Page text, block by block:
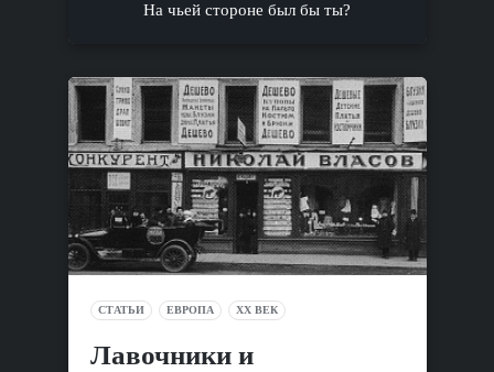
На чьей стороне был бы ты?
СТАТЬИ ЕВРОПА XX ВЕК
Лавочники и